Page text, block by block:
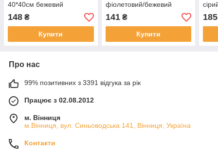
40*40см бежевий
148 ₴
Купити
фіолетовий/бежевий
141₴
Купити
185
Про нас
99% позитивних з 3391 відгука за рік
Працює з 02.08.2012
м. Вінниця
м.Вінниця, вул. Синьоводська 141, Вінниця, Україна
Контакти